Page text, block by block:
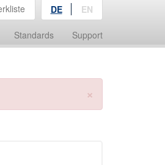
Standards Support
DE EN
×